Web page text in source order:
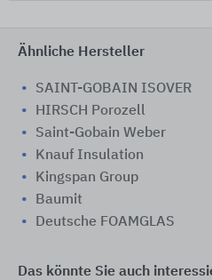
Ähnliche Hersteller
SAINT-GOBAIN ISOVER
HIRSCH Porozell
Saint-Gobain Weber
Knauf Insulation
Kingspan Group
Baumit
Deutsche FOAMGLAS
Das könnte Sie auch